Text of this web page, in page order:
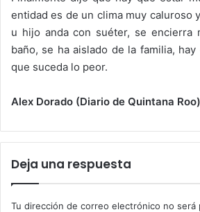
entidad es de un clima muy caluroso
u hijo anda con suéter, se encierra
baño, se ha aislado de la familia,
que suceda lo peor.
Alex Dorado (Diario de Quintana Roo)
Deja una respuesta
Tu dirección de correo electrónico no será